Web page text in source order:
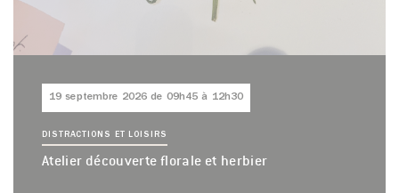
Atelier découverte florale et herbier
DISTRACTIONS ET LOISIRS
19 septembre 2026 de 09h45 à 12h30